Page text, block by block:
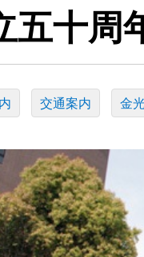
五十周
交通案内 金